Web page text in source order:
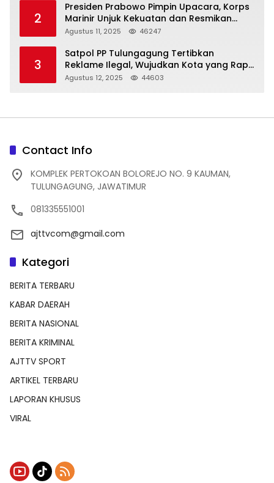
2
Presiden Prabowo Pimpin Upacara, Korps
Marinir Unjuk Kekuatan dan Resmikan
Struktur Baru
Agustus 11, 2025 46247
3
Satpol PP Tulungagung Tertibkan
Reklame Ilegal, Wujudkan Kota yang Rapi
dan Indah
Agustus 12, 2025 44603
Contact Info
KOMPLEK PERTOKOAN BOLOREJO NO. 9 KAUMAN,
TULUNGAGUNG, JAWATIMUR
081335551001
ajttvcom@gmail.com
Kategori
BERITA TERBARU
KABAR DAERAH
BERITA NASIONAL
BERITA KRIMINAL
AJTTV SPORT
ARTIKEL TERBARU
LAPORAN KHUSUS
VIRAL